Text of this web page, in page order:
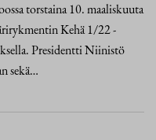
torstaina 10. maaliskuuta
Kehä 1/22 -
Presidentti Niinistö
sekä…